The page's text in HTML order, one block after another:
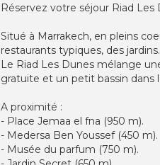
Réservez votre séjour Riad Les
Situé à Marrakech, en pleins
restaurants typiques, des
Le Riad Les Dunes mélange
gratuite et un petit bassin dans
A proximité :
- Place Jemaa el fna (950 m).
- Medersa Ben Youssef (450 m).
- Musée du parfum (750 m).